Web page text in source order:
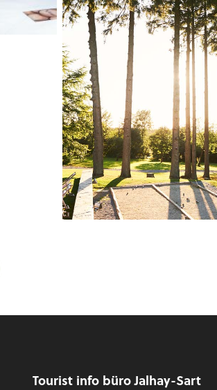
Tourist info büro Jalhay-Sart